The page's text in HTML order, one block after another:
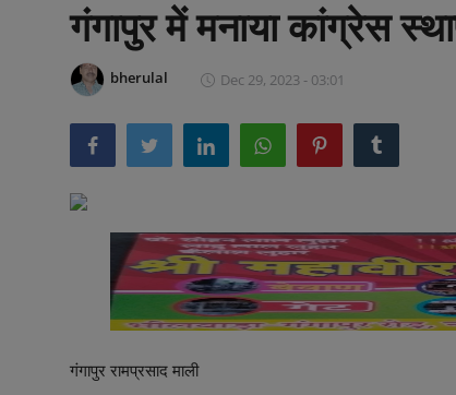
About usगंगापुर में मनाया कांग्रेस
bherulal Dec 29, 2023 - 03:01
गंगापुर रामप्रसाद माली